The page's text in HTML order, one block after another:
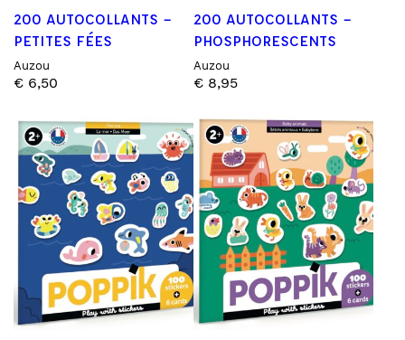
200 AUTOCOLLANTS –
PETITES FÉES
Auzou
€ 6,50
200 AUTOCOLLANTS –
PHOSPHORESCENTS
Auzou
€ 8,95